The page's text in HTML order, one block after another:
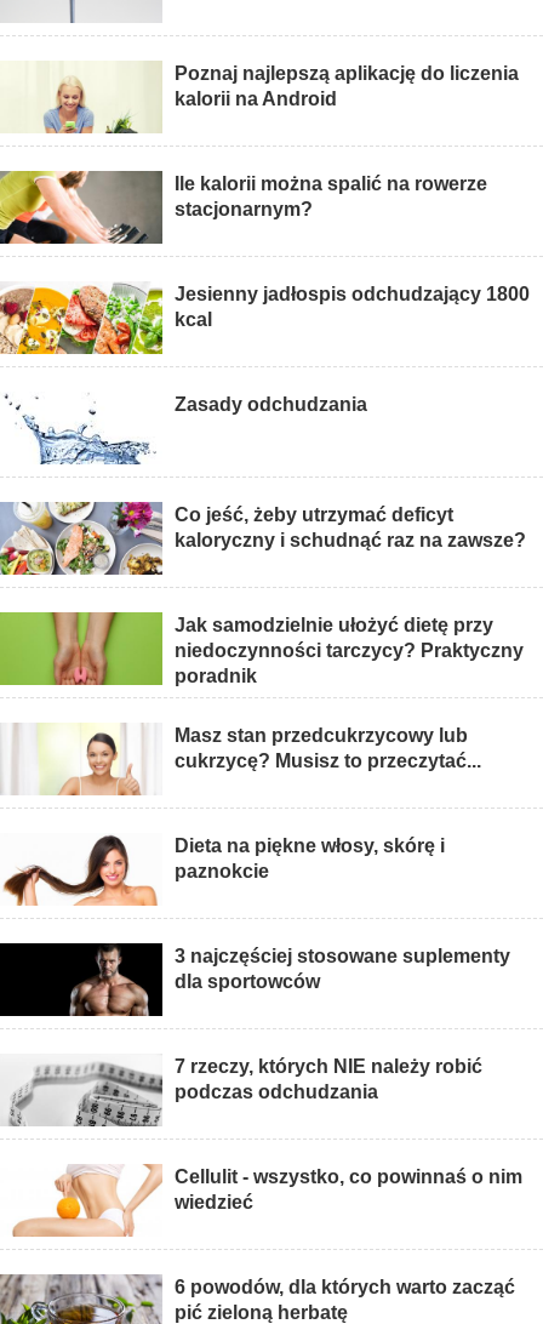
Poznaj najlepszą aplikację do liczenia
kalorii na Android
Ile kalorii można spalić na rowerze
stacjonarnym?
Jesienny jadłospis odchudzający 1800
kcal
Zasady odchudzania
Co jeść, żeby utrzymać deficyt
kaloryczny i schudnąć raz na zawsze?
Jak samodzielnie ułożyć dietę przy
niedoczynności tarczycy? Praktyczny
poradnik
Masz stan przedcukrzycowy lub
cukrzycę? Musisz to przeczytać...
Dieta na piękne włosy, skórę i
paznokcie
3 najczęściej stosowane suplementy
dla sportowców
7 rzeczy, których NIE należy robić
podczas odchudzania
Cellulit - wszystko, co powinnaś o nim
wiedzieć
6 powodów, dla których warto zacząć
pić zieloną herbatę